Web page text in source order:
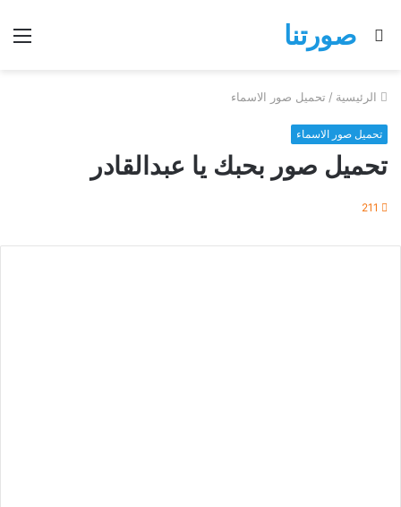
صورتنا
بحث
الرئيسية / تحميل صور الاسماء
تحميل صور الاسماء
تحميل صور بحبك يا عبدالقادر
211